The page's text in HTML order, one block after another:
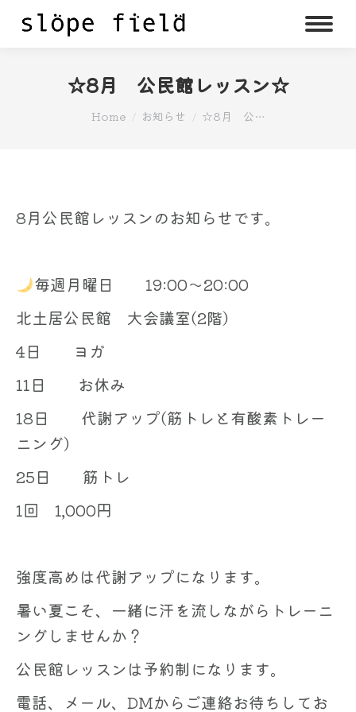
☆8月 公民館レッスン☆
You are here:
Home お知らせ ☆8月 公…
8月公民館レッスンのお知らせです。
毎週月曜日 19:00～20:00
北土居公民館 大会議室(2階)
4日 ヨガ
11日 お休み
18日 代謝アップ(筋トレと有酸素トレー
ニング)
25日 筋トレ
1回 1,000円
強度高めは代謝アップになります。
暑い夏こそ、一緒に汗を流しながらトレーニ
ングしませんか？
公民館レッスンは予約制になります。
電話、メール、DMからご連絡お待ちしてお